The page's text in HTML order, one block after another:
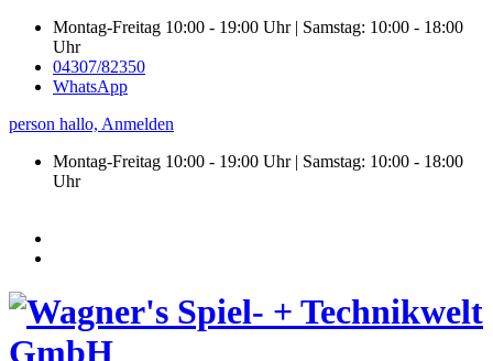
Montag-Freitag 10:00 - 19:00 Uhr | Samstag: 10:00 - 18:00
Uhr
04307/82350
WhatsApp
person hallo, Anmelden
Montag-Freitag 10:00 - 19:00 Uhr | Samstag: 10:00 - 18:00
Uhr